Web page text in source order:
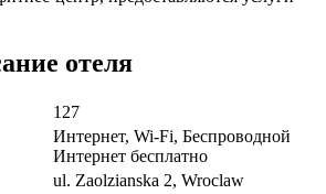
отеля
127
Интернет, Wi-Fi, Беспроводной
Интернет бесплатно
ul. Zaolzianska 2, Wroclaw